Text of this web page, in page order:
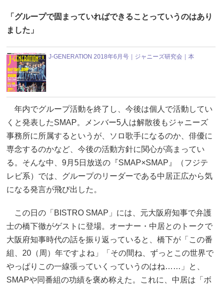
「グループで固まっていればできることっていうのはあり
ました」
J-GENERATION 2018年6月号｜ジャニーズ研究会｜本
年内でグループ活動を終了し、今後は個人で活動してい
くと発表したSMAP。メンバー5人は解散後もジャニーズ
事務所に所属するというが、ソロ歌手になるのか、俳優に
専念するのかなど、今後の活動方針に関心が高まってい
る。そんな中、9月5日放送の『SMAP×SMAP』（フジテ
レビ系）では、グループのリーダーである中居正広から気
になる発言が飛び出した。
この日の「BISTRO SMAP」には、元大阪府知事で弁護
士の橋下徹がゲストに登場。オーナー・中居とのトークで
大阪府知事時代の話を振り返っていると、橋下が「この番
組、20（周）年ですよね」「その間ね、ずっとこの世界で
やっぱりこの一線張っていくっていうのはね……」と、
SMAPや同番組の功績を褒め称えた。これに、中居は「ボ